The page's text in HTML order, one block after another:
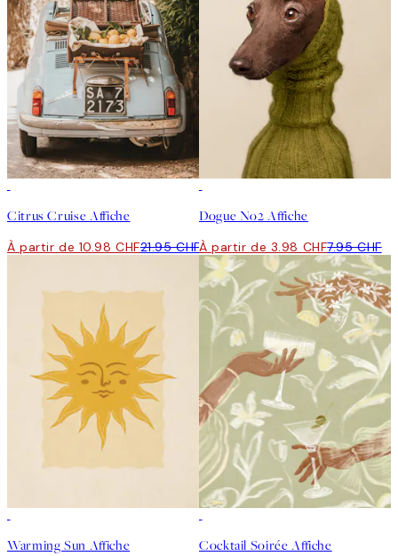
Citrus Cruise Affiche
À partir de 10.98 CHF21.95 CHF
Dogue No2 Affiche
À partir de 3.98 CHF7.95 CHF
Warming Sun Affiche Cocktail Soirée Affiche